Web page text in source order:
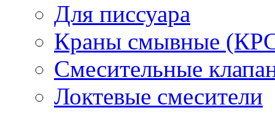
Для писсуара
Краны смывные
Смесительные
Локтевые смесители